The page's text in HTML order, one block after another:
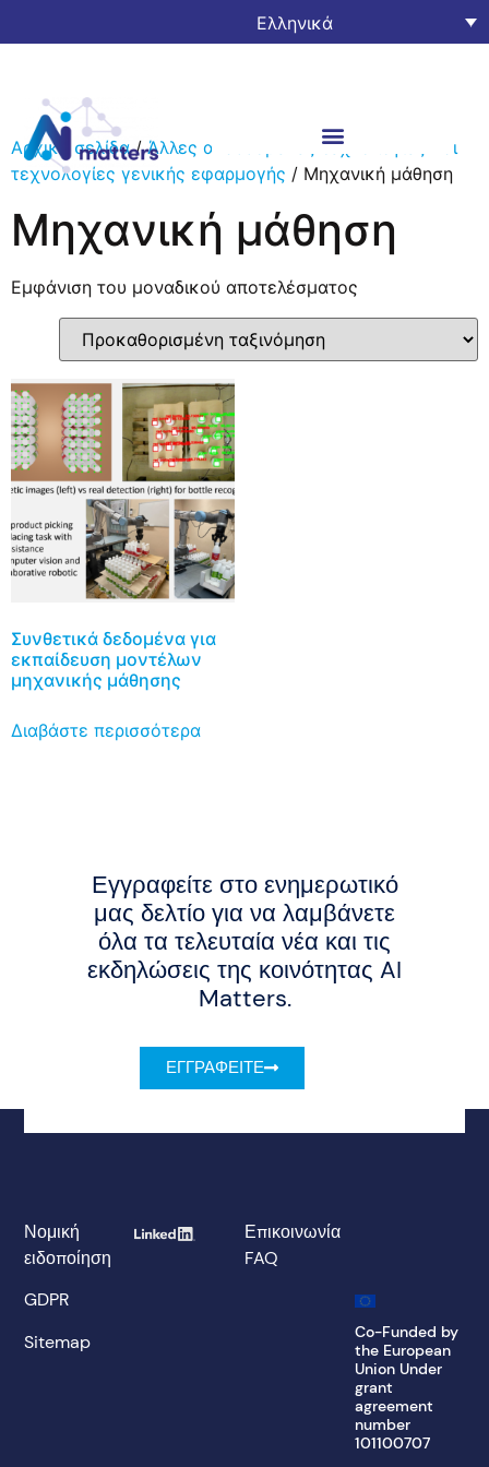
Ελληνικά
Αρχική σελίδα/Άλλες αναδυόμενες τεχνολογίες και
τεχνολογίες γενικής εφαρμογής / Μηχανική μάθηση
Μηχανική μάθηση
Εμφάνιση του μοναδικού αποτελέσματος
Συνθετικά δεδομένα για
εκπαίδευση μοντέλων
μηχανικής μάθησης
Διαβάστε περισσότερα
Εγγραφείτε στο ενημερωτικό
μας δελτίο για να λαμβάνετε
όλα τα τελευταία νέα και τις
εκδηλώσεις της κοινότητας AI
Matters.
ΕΓΓΡΑΦΕΊΤΕ
Επικοινωνία
FAQ
Νομική
ειδοποίηση
GDPR
Sitemap
Co-Funded by
the European
Union Under
grant
agreement
number
101100707